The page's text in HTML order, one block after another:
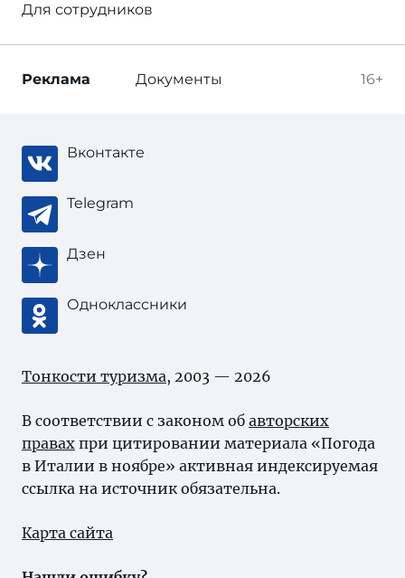
Для сотрудников
16+
Реклама Документы
Вконтакте
Telegram
Дзен
Одноклассники
Тонкости туризма, 2003 — 2026
В соответствии с законом об авторских
правах при цитировании материала «Погода
в Италии в ноябре» активная индексируемая
ссылка на источник обязательна.
Карта сайта